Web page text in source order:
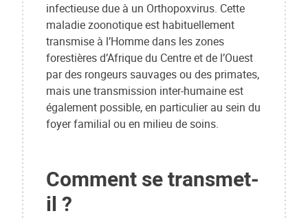
infectieuse due à un Orthopoxvirus. Cette
maladie zoonotique est habituellement
transmise à l’Homme dans les zones
forestières d’Afrique du Centre et de l’Ouest
par des rongeurs sauvages ou des primates,
mais une transmission inter-humaine est
également possible, en particulier au sein du
foyer familial ou en milieu de soins.
Comment se transmet-
il ?